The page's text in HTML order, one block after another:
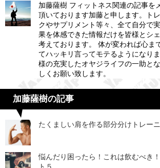
加藤薩樹 フィットネス関連の記事を
頂いております加藤と申します。ト
クやサプリメント等々、全て自分で
果を体感できた情報だけを皆様とシ
考えております。 体が変われば心ま
てハッキリ言ってモテるようになり
様の充実したオヤジライフの一助と
しくお願い致します。
加藤薩樹の記事
たくましい肩を作る部分分けトレー
悩んだり困ったら！これは飲むべき